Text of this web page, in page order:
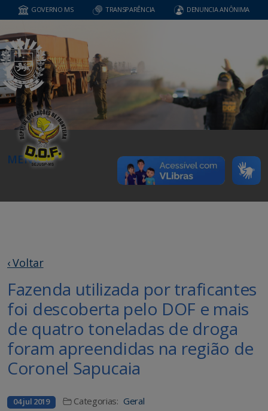
GOVERNO MS TRANSPARÊNCIA DENUNCIA ANÔNIMA
MENU
‹ Voltar
Fazenda utilizada por traficantes
foi descoberta pelo DOF e mais
de quatro toneladas de droga
foram apreendidas na região de
Coronel Sapucaia
04 jul 2019 Categorias: Geral